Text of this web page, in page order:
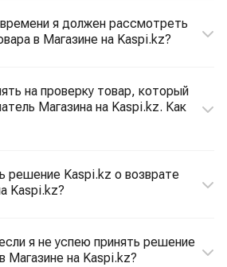
я должен рассмотреть
в Магазине на Kaspi.kz?
на проверку товар, который
Магазина на Kaspi.kz. Как
решение Kaspi.kz о возврате
Kaspi.kz?
я не успею принять решение
Магазине на Kaspi.kz?